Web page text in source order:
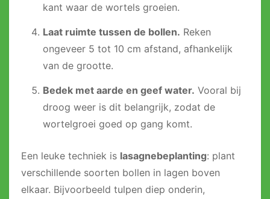
kant waar de wortels groeien.
Laat ruimte tussen de bollen. Reken
ongeveer 5 tot 10 cm afstand, afhankelijk
van de grootte.
Bedek met aarde en geef water. Vooral bij
droog weer is dit belangrijk, zodat de
wortelgroei goed op gang komt.
Een leuke techniek is lasagnebeplanting: plant
verschillende soorten bollen in lagen boven
elkaar. Bijvoorbeeld tulpen diep onderin,